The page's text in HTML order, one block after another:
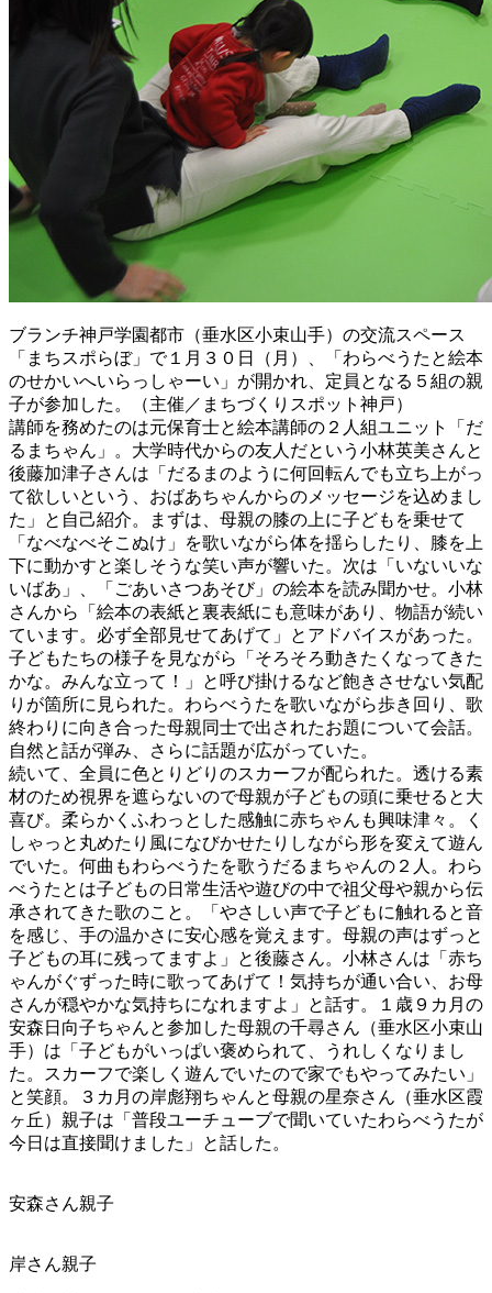
ブランチ神戸学園都市（垂水区小束山手）の交流スペース
「まちスポらぼ」で１月３０日（月）、「わらべうたと絵本
のせかいへいらっしゃーい」が開かれ、定員となる５組の親
子が参加した。（主催／まちづくりスポット神戸）
講師を務めたのは元保育士と絵本講師の２人組ユニット「だ
るまちゃん」。大学時代からの友人だという小林英美さんと
後藤加津子さんは「だるまのように何回転んでも立ち上がっ
て欲しいという、おばあちゃんからのメッセージを込めまし
た」と自己紹介。まずは、母親の膝の上に子どもを乗せて
「なべなべそこぬけ」を歌いながら体を揺らしたり、膝を上
下に動かすと楽しそうな笑い声が響いた。次は「いないいな
いばあ」、「ごあいさつあそび」の絵本を読み聞かせ。小林
さんから「絵本の表紙と裏表紙にも意味があり、物語が続い
ています。必ず全部見せてあげて」とアドバイスがあった。
子どもたちの様子を見ながら「そろそろ動きたくなってきた
かな。みんな立って！」と呼び掛けるなど飽きさせない気配
りが箇所に見られた。わらべうたを歌いながら歩き回り、歌
終わりに向き合った母親同士で出されたお題について会話。
自然と話が弾み、さらに話題が広がっていた。
続いて、全員に色とりどりのスカーフが配られた。透ける素
材のため視界を遮らないので母親が子どもの頭に乗せると大
喜び。柔らかくふわっとした感触に赤ちゃんも興味津々。く
しゃっと丸めたり風になびかせたりしながら形を変えて遊ん
でいた。何曲もわらべうたを歌うだるまちゃんの２人。わら
べうたとは子どもの日常生活や遊びの中で祖父母や親から伝
承されてきた歌のこと。「やさしい声で子どもに触れると音
を感じ、手の温かさに安心感を覚えます。母親の声はずっと
子どもの耳に残ってますよ」と後藤さん。小林さんは「赤ち
ゃんがぐずった時に歌ってあげて！気持ちが通い合い、お母
さんが穏やかな気持ちになれますよ」と話す。１歳９カ月の
安森日向子ちゃんと参加した母親の千尋さん（垂水区小束山
手）は「子どもがいっぱい褒められて、うれしくなりまし
た。スカーフで楽しく遊んでいたので家でもやってみたい」
と笑顔。３カ月の岸彪翔ちゃんと母親の星奈さん（垂水区霞
ヶ丘）親子は「普段ユーチューブで聞いていたわらべうたが
今日は直接聞けました」と話した。
安森さん親子
岸さん親子